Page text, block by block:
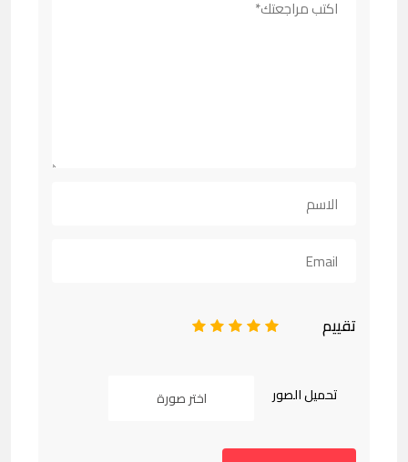
تقييم 5
4
3
2
تحميل الصور اختر صورة